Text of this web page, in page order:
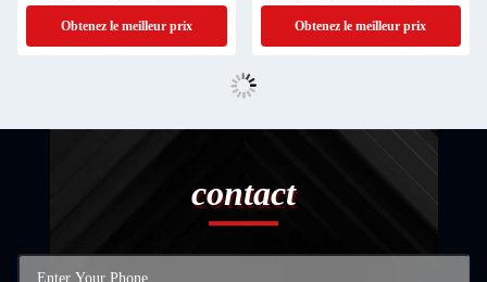
Obtenez le meilleur prix
kWh
Obtenez le meilleur prix
contact